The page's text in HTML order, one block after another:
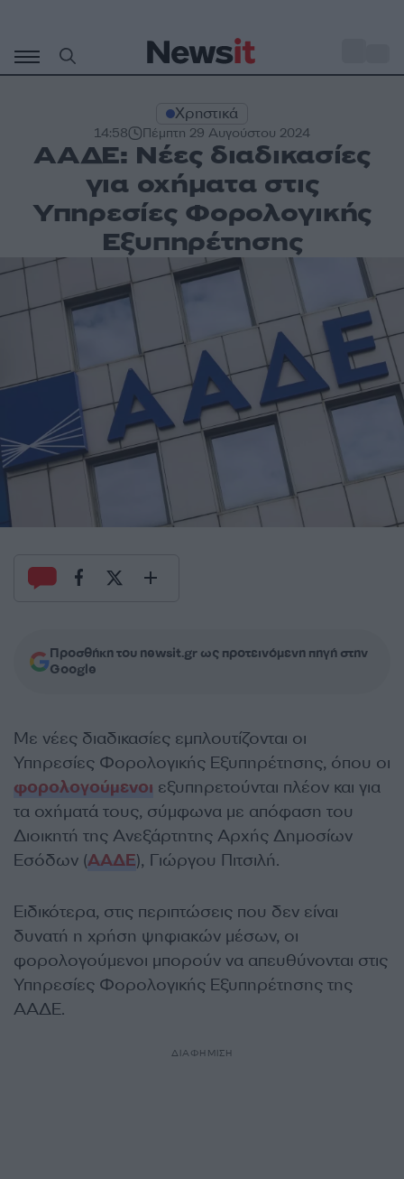
περιεχόμενο
Χρηστικά
14:58 Πέμπτη 29 Αυγούστου 2024
ΑΑΔΕ: Νέες διαδικασίες
για οχήματα στις
Υπηρεσίες Φορολογικής
Εξυπηρέτησης
Προσθήκη του newsit.gr ως προτεινόμενη πηγή στην
Google
Με νέες διαδικασίες εμπλουτίζονται οι
Υπηρεσίες Φορολογικής Εξυπηρέτησης, όπου οι
φορολογούμενοι εξυπηρετούνται πλέον και για
τα οχήματά τους, σύμφωνα με απόφαση του
Διοικητή της Ανεξάρτητης Αρχής Δημοσίων
Εσόδων (ΑΑΔΕ), Γιώργου Πιτσιλή.
Ειδικότερα, στις περιπτώσεις που δεν είναι
δυνατή η χρήση ψηφιακών μέσων, οι
φορολογούμενοι μπορούν να απευθύνονται στις
Υπηρεσίες Φορολογικής Εξυπηρέτησης της
ΑΑΔΕ.
ΔΙΑΦΗΜΙΣΗ